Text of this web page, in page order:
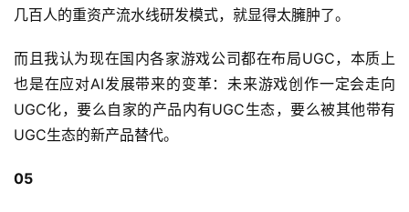
几百人的重资产流水线研发模式，就显得太臃肿了。
而且我认为现在国内各家游戏公司都在布局UGC，本质上
也是在应对AI发展带来的变革：未来游戏创作一定会走向
UGC化，要么自家的产品内有UGC生态，要么被其他带有
UGC生态的新产品替代。
05